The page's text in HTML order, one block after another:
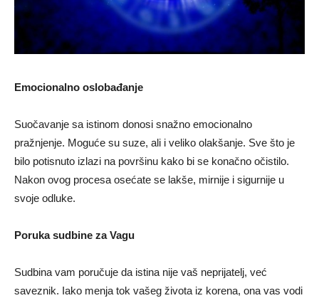
Emocionalno oslobađanje
Suočavanje sa istinom donosi snažno emocionalno
pražnjenje. Moguće su suze, ali i veliko olakšanje. Sve što je
bilo potisnuto izlazi na površinu kako bi se konačno očistilo.
Nakon ovog procesa osećate se lakše, mirnije i sigurnije u
svoje odluke.
Poruka sudbine za Vagu
Sudbina vam poručuje da istina nije vaš neprijatelj, već
saveznik. Iako menja tok vašeg života iz korena, ona vas vodi